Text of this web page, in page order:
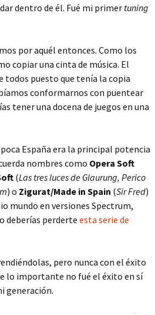
dentro de él. Fué mi primer tuning
por aquél entonces. Como los
copiar una cinta de música. El
todos puesto que tenía la copia
conformarnos con puentear
tener una docena de juegos en una
España era la principal potencia
nombres como Opera Soft
(Las tres luces de Glaurung, Perico
) o Zigurat/Made in Spain (Sir Fred)
mundo en versiones Spectrum,
deberías perderteesta serie de
pero nunca con el éxito
lo importante no fué el éxito en sí
generación.